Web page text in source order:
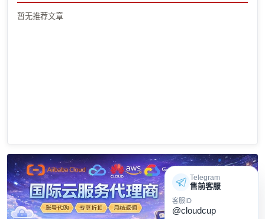
暂无推荐文章
Telegram
售前客服
客服ID
@cloudcup